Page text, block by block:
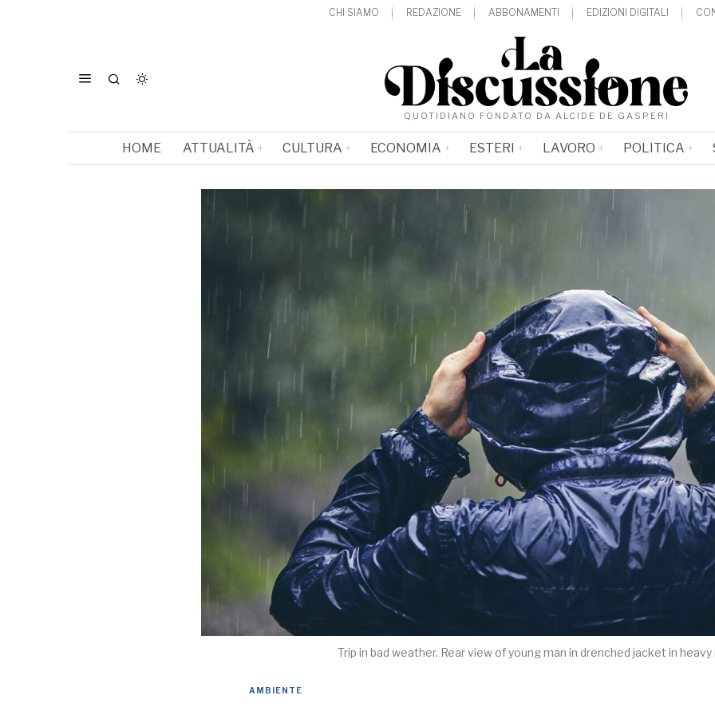
CHI SIAMO REDAZIONE ABBONAMENTI EDIZIONI DIGITALI
QUOTIDIANO FONDATO DA ALCIDE DE GASPERI
HOME ATTUALITÀ CULTURA ECONOMIA ESTERI LAVORO POLITICA
Trip in bad weather. Rear view of young man in drenched jacket in heavy
AMBIENTE